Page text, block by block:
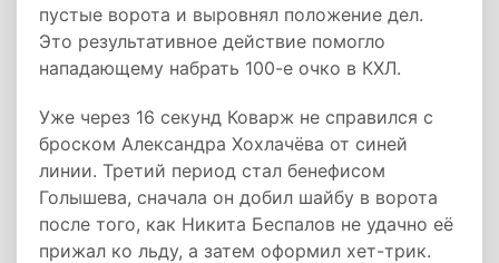
пустые ворота и выровнял положение дел.
Это результативное действие помогло
нападающему набрать 100-е очко в КХЛ.
Уже через 16 секунд Коварж не справился с
броском Александра Хохлачёва от синей
линии. Третий период стал бенефисом
Голышева, сначала он добил шайбу в ворота
после того, как Никита Беспалов не удачно её
прижал ко льду, а затем оформил хет-трик.